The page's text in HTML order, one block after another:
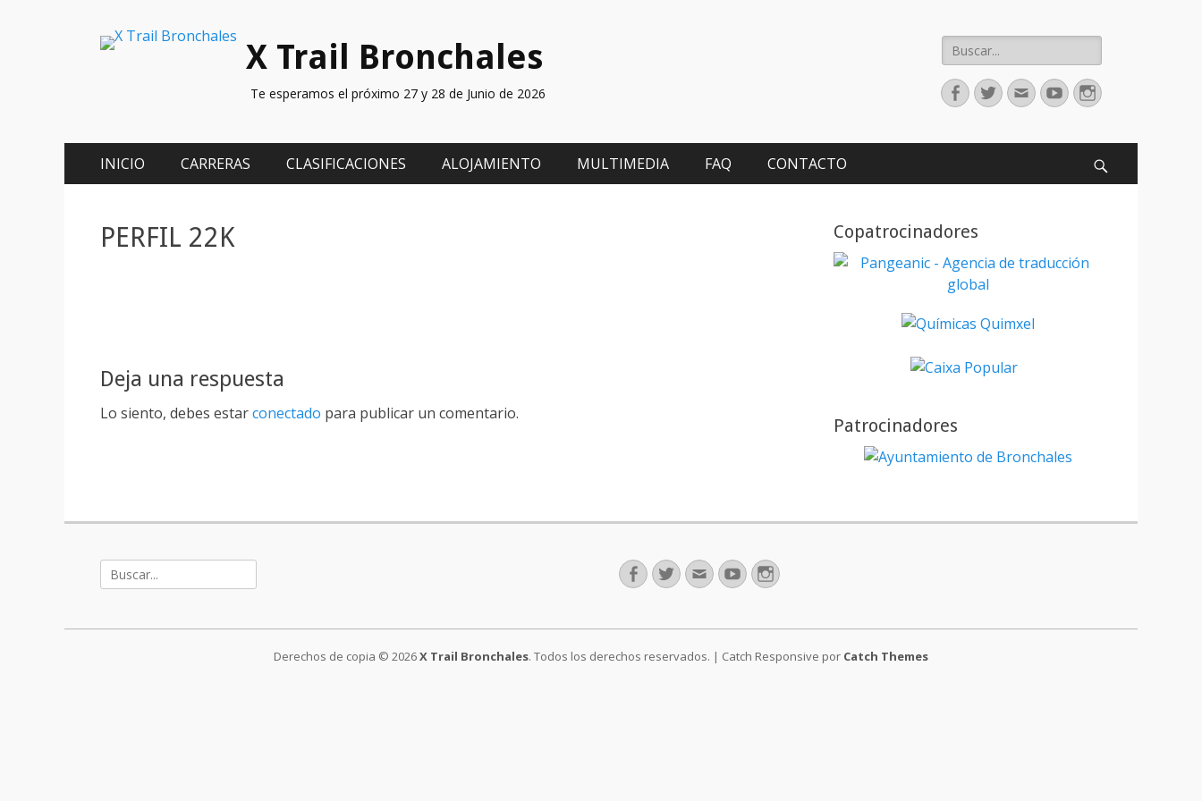
X Trail Bronchales
Te esperamos el próximo 27 y 28 de Junio de 2026
Buscar:
Facebook
TwitterCorreo
electrónico
YoutubeInstagram
Menú
principal
INICIO CARRERAS CLASIFICACIONES ALOJAMIENTO MULTIMEDIA FAQ CONTACTO
PERFIL 22K
Deja una respuesta
Lo siento, debes estarconectado para publicar un comentario.
Copatrocinadores
Patrocinadores
Buscar: Facebook
TwitterCorreo
electrónico
YoutubeInstagram
Derechos de copia © 2026X Trail Bronchales. Todos los derechos reservados. | Catch Responsive por Catch Themes